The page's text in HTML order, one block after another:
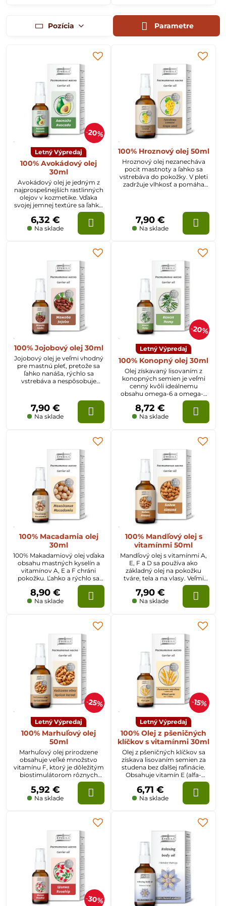
Pozícia
Parametre
20%
Letný Výpredaj
100% Avokádový olej
30ml
Avokádový olej je jedným z
najprospešnejších rastlinných
olejov v kozmetike. Vďaka
svojej jemnej textúre sa ľahko
vstrebáva a možno ho
terapeuticky aplikovať pri
mnohých kožných
Na sklade
6,32 €
100% Hroznový olej 50ml
Hroznový olej nezanecháva
pocit mastnoty a ľahko sa
vstrebáva do pokožky. V pleti
zadržuje vlhkosť a pomáha
Na sklade
7,90 €
100% Jojobový olej 30ml
Jojobový olej je veľmi vhodný
pre mastnú pleť, pretože sa
ľahko nanáša, rýchlo sa
vstrebáva a nespôsobuje
vlhkosť v pokožke.
Na sklade
7,90 €
20%
Letný Výpredaj
100% Konopný olej 30ml
Olej získavaný lisovaním z
konopných semien je veľmi
cenný kvôli ideálnemu
obsahu omega-6 a omega-3
nenasýtených kyselín.
Blahodarne pôsobí na
pokožku, vlasy a nechty.
Na sklade
8,72 €
100% Macadamia olej
30ml
100% Makadamiový olej vďaka
obsahu mastných kyselín a
vitamínov A, E a F chráni
pokožku. Ľahko a rýchlo sa
vstrebáva, zjemňuje a
hydratuje pokožku. Pôsobí
regeneračne, reguluje
vylučovanie tukov.
Na sklade
8,90 €
100% Mandľový olej s
vitamínmi 50ml
Mandľový olej s vitamínmi A,
E, F a D sa používa ako
základný olej na pokožku
tváre, tela a na vlasy. Veľmi
dobre sa vstrebáva,
regeneruje pleť a podporuje
syntézu kožného kolagénu.
Na sklade
7,90 €
25%
Letný Výpredaj
100% Marhuľový olej
50ml
Marhuľový olej prirodzene
obsahuje veľké množstvo
vitamínu F, ktorý je dôležitým
biostimulátorom rôznych
fyziologických a
biochemických procesov v
organizme.
Na sklade
5,92 €
15%
Letný Výpredaj
100% Olej z pšeničných
klíčkov s vitamínmi 30ml
Olej z pšeničných klíčkov sa
získava lisovaním semien za
studena bez ďalšej rafinácie.
Obsahuje vitamín E (alfa-
tokoferol), zárodočný lecitín,
metionín a mikroelementy.
Na sklade
6,71 €
30%